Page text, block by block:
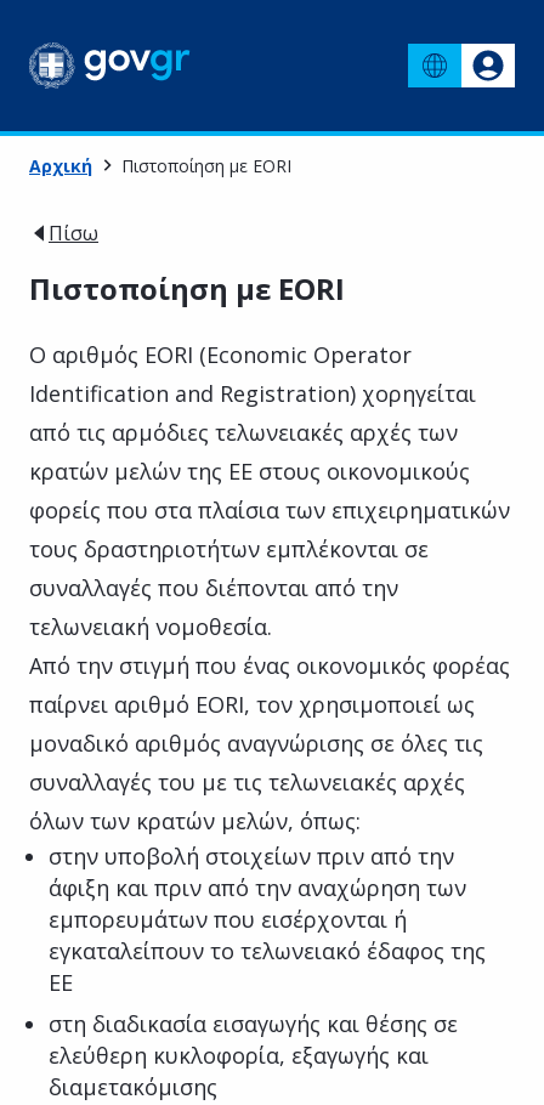
Αρχική Πιστοποίηση με EORI
Πίσω
Πιστοποίηση με EORI
Ο αριθμός EORI (Economic Operator
Identification and Registration) χορηγείται
από τις αρμόδιες τελωνειακές αρχές των
κρατών μελών της ΕΕ στους οικονομικούς
φορείς που στα πλαίσια των επιχειρηματικών
τους δραστηριοτήτων εμπλέκονται σε
συναλλαγές που διέπονται από την
τελωνειακή νομοθεσία.
Από την στιγμή που ένας οικονομικός φορέας
παίρνει αριθμό EORI, τον χρησιμοποιεί ως
μοναδικό αριθμός αναγνώρισης σε όλες τις
συναλλαγές του με τις τελωνειακές αρχές
όλων των κρατών μελών, όπως:
στην υποβολή στοιχείων πριν από την
άφιξη και πριν από την αναχώρηση των
εμπορευμάτων που εισέρχονται ή
εγκαταλείπουν το τελωνειακό έδαφος της
ΕΕ
στη διαδικασία εισαγωγής και θέσης σε
ελεύθερη κυκλοφορία, εξαγωγής και
διαμετακόμισης